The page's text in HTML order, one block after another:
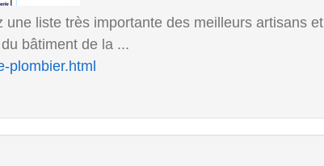
liste très importante des meilleurs artisans et
bâtiment de la ...
plombier.html